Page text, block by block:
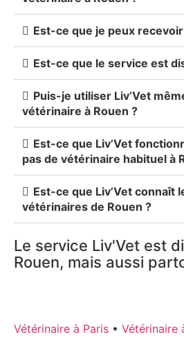
Est-ce que je peux
Est-ce que le service est
Puis-je utiliser Liv’Vet
vétérinaire à Rouen ?
Est-ce que Liv’Vet
pas de vétérinaire habituel à
Est-ce que Liv’Vet connaît
vétérinaires de Rouen ?
Le service Liv'Vet est
Rouen, mais aussi
Vétérinaire à Paris • Vétérinaire